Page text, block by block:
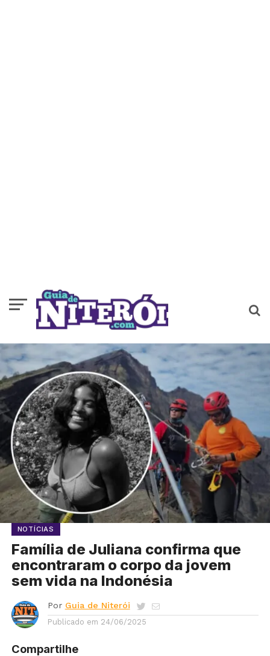
NOTÍCIAS
Família de Juliana confirma que
encontraram o corpo da jovem
sem vida na Indonésia
Por Guia de Niterói
Publicado em 24/06/2025
Compartilhe